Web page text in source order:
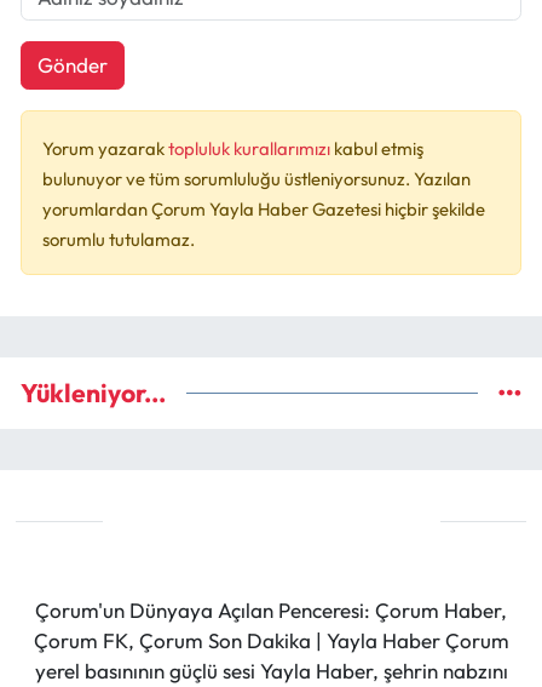
Gönder
Yorum yazaraktopluluk kurallarımızı kabul etmiş
bulunuyor ve tüm sorumluluğu üstleniyorsunuz. Yazılan
yorumlardan Çorum Yayla Haber Gazetesi hiçbir şekilde
sorumlu tutulamaz.
Yükleniyor...
Çorum'un Dünyaya Açılan Penceresi: Çorum Haber,
Çorum FK, Çorum Son Dakika | Yayla Haber Çorum
yerel basınının güçlü sesi Yayla Haber, şehrin nabzını